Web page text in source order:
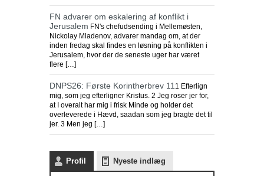
FN advarer om eskalering af konflikt i
Jerusalem FN's chefudsending i Mellemøsten,
Nickolay Mladenov, advarer mandag om, at der
inden fredag skal findes en løsning på konflikten i
Jerusalem, hvor der de seneste uger har været
flere […]
DNPS26: Første Korintherbrev 11 1 Efterlign
mig, som jeg efterligner Kristus. 2 Jeg roser jer for,
at I overalt har mig i frisk Minde og holder det
overleverede i Hævd, saadan som jeg bragte det til
jer. 3 Men jeg […]
Profil Nyeste indlæg